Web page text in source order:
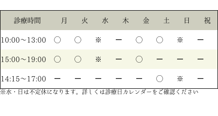
診療時間 月 火 水 木 金 土 日 祝
10:00〜13:00 ◯ ◯ ※ ー ◯ ◯ ※ ー
15:00〜19:00 ◯ ◯ ※ ー ◯ ー ー ー
14:15〜17:00 ー ー ー ー ー ◯ ※ ー
※水・日は不定休になります。詳しくは診療日カレンダーをご確認ください